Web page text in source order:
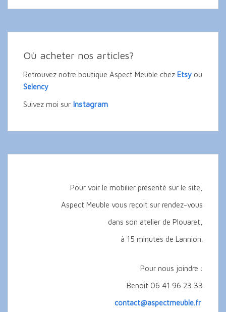
Où acheter nos articles?
Retrouvez notre boutique Aspect Meuble chez Etsy ou
Selency
Suivez moi sur Instagram
Pour voir le mobilier présenté sur le site,
Aspect Meuble vous reçoit sur rendez-vous
dans son atelier de Plouaret,
à 15 minutes de Lannion.
Pour nous joindre :
Benoit 06 41 96 23 33
contact@aspectmeuble.fr